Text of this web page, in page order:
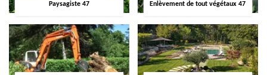
Paysagiste 47 Enlèvement de tout végétaux 47